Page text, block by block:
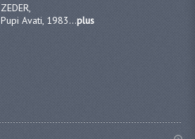
ZEDER,
Pupi Avati, 1983...plus